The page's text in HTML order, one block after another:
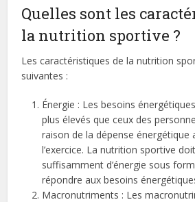
Quelles sont les
la nutrition sportive ?
Les caractéristiques de la nutrition
suivantes :
Énergie : Les besoins
plus élevés que ceux des
raison de la dépense énergétique
l’exercice. La nutrition sportive
suffisamment d’énergie sous
répondre aux besoins
Macronutriments : Les